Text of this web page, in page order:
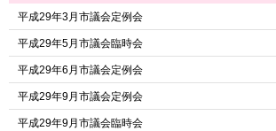
平成29年3月市議会定例会
平成29年5月市議会臨時会
平成29年6月市議会定例会
平成29年9月市議会定例会
平成29年9月市議会臨時会